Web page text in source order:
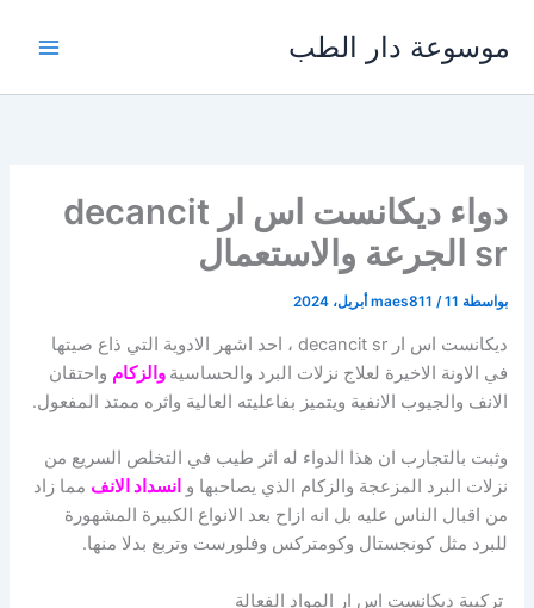
المحتوى
موسوعة دار الطب
دواء ديكانست اس ار decancit
sr الجرعة والاستعمال
بواسطة maes811 /11 أبريل، 2024
ديكانست اس ار decancit sr ، احد اشهر الادوية التي ذاع صيتها
في الاونة الاخيرة لعلاج نزلات البرد والحساسية والزكام واحتقان
الانف والجيوب الانفية ويتميز بفاعليته العالية واثره ممتد المفعول.
وثبت بالتجارب ان هذا الدواء له اثر طيب في التخلص السريع من
نزلات البرد المزعجة والزكام الذي يصاحبها و انسداد الانف مما زاد
من اقبال الناس عليه بل انه ازاح بعد الانواع الكبيرة المشهورة
للبرد مثل كونجستال وكومتركس وفلورست وتربع بدلا منها.
تركيبة ديكانست اس ار المواد الفعالة